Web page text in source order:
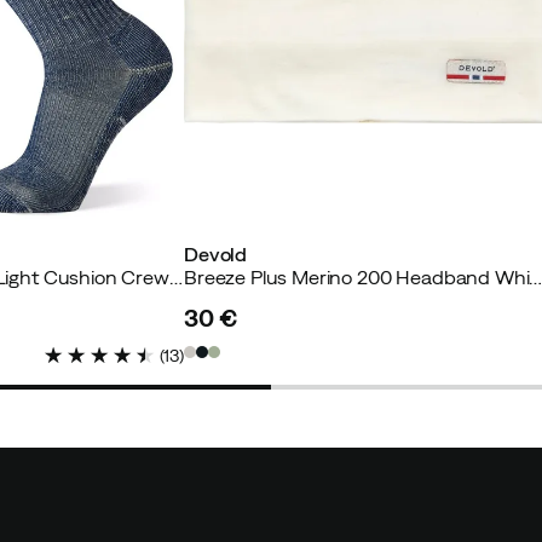
Käufer
Hike Classic Edition Light Cushion Crew Socks Alpine Blue
(13)
Devold
Breeze Plus Merino 200 Headband White
price
30 €